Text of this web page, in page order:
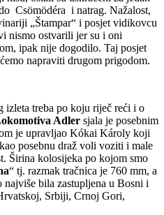
Csömödéra i natrag. Nažalost,
„Štampar“ i posjet vidikovcu
nismo ostvarili jer su i oni
ipak nije dogodilo. Taj posjet
napraviti drugom prigodom.
izleta treba po koju riječ reći i o
Adler sjala je posebnim
je upravljao Kókai Károly koji
posebnu draž voli voziti i male
Širina kolosijeka po kojom smo
“ tj. razmak tračnica je 760 mm, a
bila zastupljena u Bosni i
Srbiji, Crnoj Gori,